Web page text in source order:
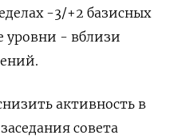
-3/+2 базисных
уровни - вблизи
активность в
совета